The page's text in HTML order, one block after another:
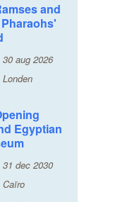
and
30 aug 2026
Londen
Egyptian
31 dec 2030
Caïro